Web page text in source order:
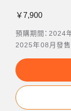
￥7,900
預購期間：
2025年08月發售